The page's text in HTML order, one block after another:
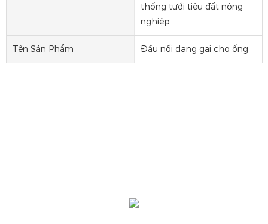
thống tưới tiêu đất nông
nghiệp
Tên Sản Phẩm Đầu nối dạng gai cho ống